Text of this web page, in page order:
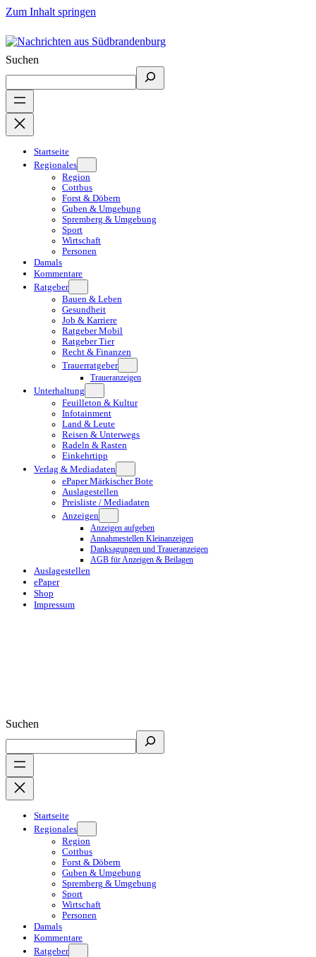
Zum Inhalt springen
Suchen
Startseite
Regionales
Region
Cottbus
Forst & Döbern
Guben & Umgebung
Spremberg & Umgebung
Sport
Wirtschaft
Personen
Damals
Kommentare
Ratgeber
Bauen & Leben
Gesundheit
Job & Karriere
Ratgeber Mobil
Ratgeber Tier
Recht & Finanzen
Trauerratgeber
Traueranzeigen
Unterhaltung
Feuilleton & Kultur
Infotainment
Land & Leute
Reisen & Unterwegs
Radeln & Rasten
Einkehrtipp
Verlag & Mediadaten
ePaper Märkischer Bote
Auslagestellen
Preisliste / Mediadaten
Anzeigen
Anzeigen aufgeben
Annahmestellen Kleinanzeigen
Danksagungen und Traueranzeigen
AGB für Anzeigen & Beilagen
Auslagestellen
ePaper
Shop
Impressum
Suchen
Startseite
Regionales
Region
Cottbus
Forst & Döbern
Guben & Umgebung
Spremberg & Umgebung
Sport
Wirtschaft
Personen
Damals
Kommentare
Ratgeber